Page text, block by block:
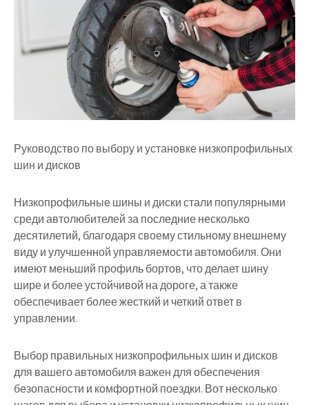
Руководство по выбору и установке низкопрофильных
шин и дисков
Низкопрофильные шины и диски стали популярными
среди автолюбителей за последние несколько
десятилетий, благодаря своему стильному внешнему
виду и улучшенной управляемости автомобиля. Они
имеют меньший профиль бортов, что делает шину
шире и более устойчивой на дороге, а также
обеспечивает более жесткий и четкий ответ в
управлении.
Выбор правильных низкопрофильных шин и дисков
для вашего автомобиля важен для обеспечения
безопасности и комфортной поездки. Вот несколько